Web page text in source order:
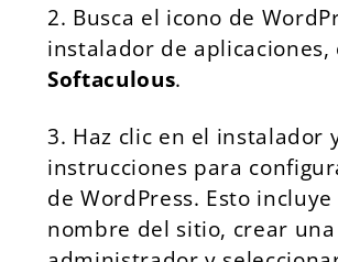
Busca el icono de
instalador de aplicaciones,
Softaculous.
Haz clic en el instalador
instrucciones para
de WordPress. Esto
nombre del sitio, crear